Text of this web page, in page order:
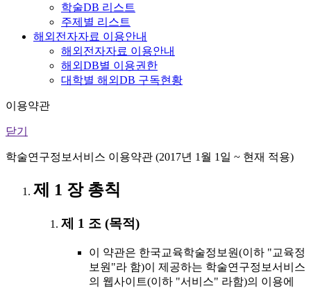
학술DB 리스트
주제별 리스트
해외전자자료 이용안내
해외전자자료 이용안내
해외DB별 이용권한
대학별 해외DB 구독현황
이용약관
닫기
학술연구정보서비스 이용약관 (2017년 1월 1일 ~ 현재 적용)
제 1 장 총칙
제 1 조 (목적)
이 약관은 한국교육학술정보원(이하 "교육정
보원"라 함)이 제공하는 학술연구정보서비스
의 웹사이트(이하 "서비스" 라함)의 이용에